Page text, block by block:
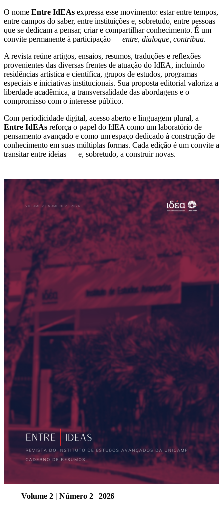
O nome Entre IdEAs expressa esse movimento: estar entre tempos,
entre campos do saber, entre instituições e, sobretudo, entre pessoas
que se dedicam a pensar, criar e compartilhar conhecimento. É um
convite permanente à participação — entre, dialogue, contribua.
A revista reúne artigos, ensaios, resumos, traduções e reflexões
provenientes das diversas frentes de atuação do IdEA, incluindo
residências artística e científica, grupos de estudos, programas
especiais e iniciativas institucionais. Sua proposta editorial valoriza a
liberdade acadêmica, a transversalidade das abordagens e o
compromisso com o interesse público.
Com periodicidade digital, acesso aberto e linguagem plural, a
Entre IdEAs reforça o papel do IdEA como um laboratório de
pensamento avançado e como um espaço dedicado à construção de
conhecimento em suas múltiplas formas. Cada edição é um convite a
transitar entre ideias — e, sobretudo, a construir novas.
Volume 2 | Número 2| 2026